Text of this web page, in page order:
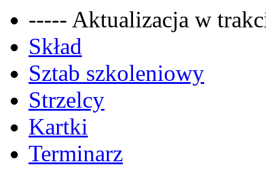
----- Aktualizacja w
Skład
Sztab szkoleniowy
Strzelcy
Kartki
Terminarz